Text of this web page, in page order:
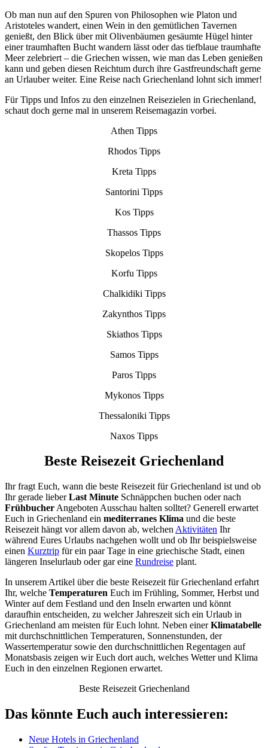
Ob man nun auf den Spuren von Philosophen wie Platon und
Aristoteles wandert, einen Wein in den gemütlichen Tavernen
genießt, den Blick über mit Olivenbäumen gesäumte Hügel hinter
einer traumhaften Bucht wandern lässt oder das tiefblaue traumhafte
Meer zelebriert – die Griechen wissen, wie man das Leben genießen
kann und geben diesen Reichtum durch ihre Gastfreundschaft gerne
an Urlauber weiter. Eine Reise nach Griechenland lohnt sich immer!
Für Tipps und Infos zu den einzelnen Reisezielen in Griechenland,
schaut doch gerne mal in unserem Reisemagazin vorbei.
Athen Tipps
Rhodos Tipps
Kreta Tipps
Santorini Tipps
Kos Tipps
Thassos Tipps
Skopelos Tipps
Korfu Tipps
Chalkidiki Tipps
Zakynthos Tipps
Skiathos Tipps
Samos Tipps
Paros Tipps
Mykonos Tipps
Thessaloniki Tipps
Naxos Tipps
Beste Reisezeit Griechenland
Ihr fragt Euch, wann die beste Reisezeit für Griechenland ist und ob
Ihr gerade lieberLast Minute Schnäppchen buchen oder nach
Frühbucher Angeboten Ausschau halten solltet? Generell erwartet
Euch in Griechenland ein mediterranes Klima und die beste
Reisezeit hängt vor allem davon ab, welchen Aktivitäten Ihr
während Eures Urlaubs nachgehen wollt und ob Ihr beispielsweise
einen Kurztrip für ein paar Tage in eine griechische Stadt, einen
längeren Inselurlaub oder gar eine Rundreise plant.
In unserem Artikel über die beste Reisezeit für Griechenland erfahrt
Ihr, welche Temperaturen Euch im Frühling, Sommer, Herbst und
Winter auf dem Festland und den Inseln erwarten und könnt
daraufhin entscheiden, zu welcher Jahreszeit sich ein Urlaub in
Griechenland am meisten für Euch lohnt. Neben einerKlimatabelle
mit durchschnittlichen Temperaturen, Sonnenstunden, der
Wassertemperatur sowie den durchschnittlichen Regentagen auf
Monatsbasis zeigen wir Euch dort auch, welches Wetter und Klima
Euch in den einzelnen Regionen erwartet.
Beste Reisezeit Griechenland
Das könnte Euch auch interessieren:
Neue Hotels in Griechenland